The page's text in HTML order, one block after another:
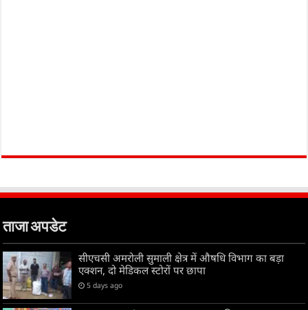
ताजा अपडेट
सीएचसी अमरोली सुमाली क्षेत्र में औषधि विभाग का बड़ा
एक्शन, दो मेडिकल स्टोरों पर छापा
5 days ago